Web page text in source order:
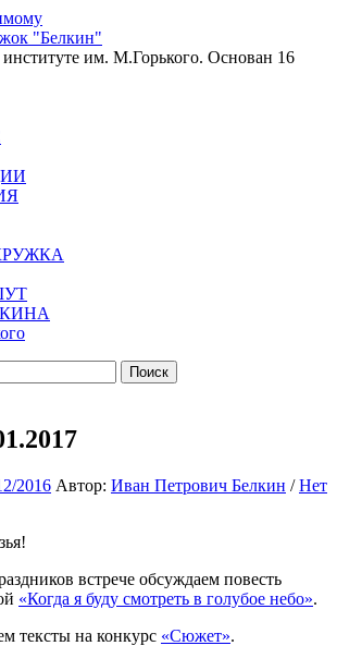
"Белкин"
им. М.Горького. Основан 16
2016 Автор: Иван Петрович Белкин /Нет
встрече обсуждаем повесть
«Когда я буду смотреть в голубое небо».
тексты на конкурс «Сюжет».